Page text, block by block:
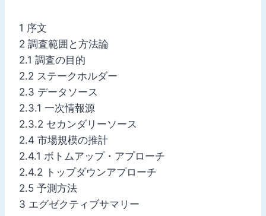
1 序文
2 調査範囲と方法論
2.1 調査の目的
2.2 ステークホルダー
2.3 データソース
2.3.1 一次情報源
2.3.2 セカンダリーソース
2.4 市場規模の推計
2.4.1 ボトムアップ・アプローチ
2.4.2 トップダウンアプローチ
2.5 予測方法
3 エグゼクティブサマリー